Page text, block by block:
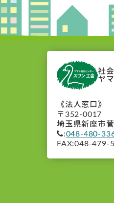
社
ヤ
《法人窓口》
〒352-0017
埼玉県新座市
:048-480-
FAX:048-479-